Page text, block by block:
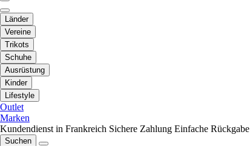
Länder
Vereine
Trikots
Schuhe
Ausrüstung
Kinder
Lifestyle
Outlet
Marken
Kundendienst in Frankreich Sichere Zahlung Einfache Rückgabe
Suchen